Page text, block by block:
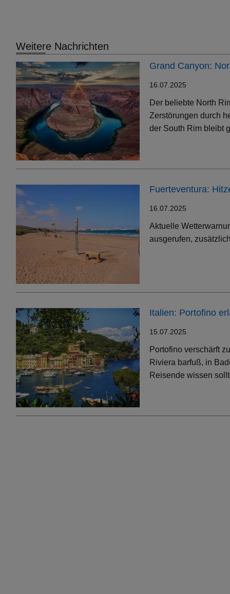
Weitere Nachrichten
Grand Canyon:
16.07.2025
Der beliebte North
Zerstörungen durch
der South Rim bleibt
Fuerteventura:
16.07.2025
Aktuelle
ausgerufen,
Italien: Portofino
15.07.2025
Portofino verschärft
Riviera barfuß, in
Reisende wissen